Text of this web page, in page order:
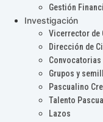
Gestión
Investigación
Vicerrector de
Dirección de
Grupos y
Pascualino
Talento
Lazos